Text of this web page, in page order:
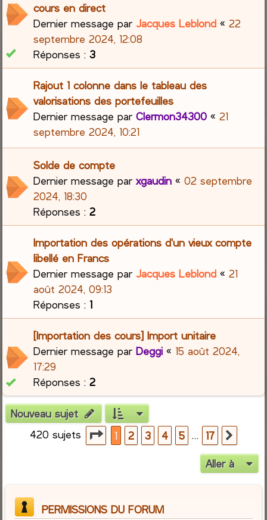
cours en direct
Dernier message parJacques Leblond «22
septembre 2024, 12:08
Réponses :3
Rajout 1 colonne dans le tableau des
valorisations des portefeuilles
Dernier message parClermon34300 «21
septembre 2024, 10:21
Solde de compte
Dernier message parxgaudin «02 septembre
2024, 18:30
Réponses :2
Importation des opérations d'un vieux compte
libellé en Francs
Dernier message parJacques Leblond «21
août 2024, 09:13
Réponses :1
[Importation des cours] Import unitaire
Dernier message parDeggi « 15 août 2024,
17:29
Réponses :2
Nouveau sujet
420 sujets
Page1sur 17
1 2 3 4 5 … 17
Aller à
PERMISSIONS DU FORUM